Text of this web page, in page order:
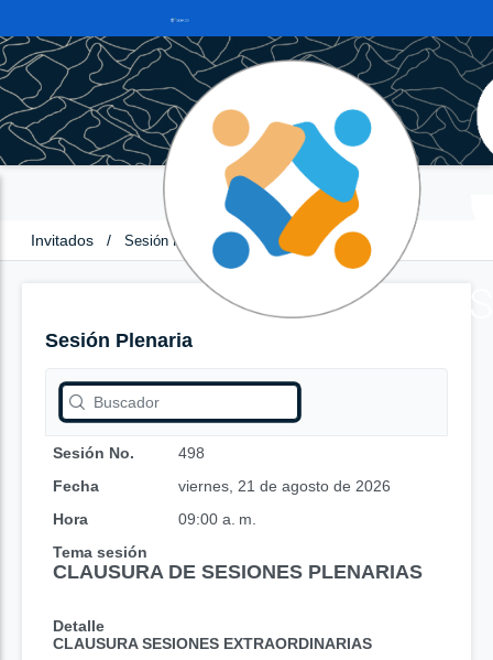
Invitados / Sesión Plenaria
Sesión Plenaria
Sesión No.
498
Fecha
viernes, 21 de agosto de 2026
Hora
09:00 a. m.
Tema sesión
CLAUSURA DE SESIONES PLENARIAS
Detalle
CLAUSURA SESIONES EXTRAORDINARIAS